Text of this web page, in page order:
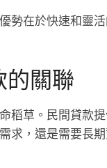
勢在於快速和靈活
的關聯
稻草。民間貸款
求，還是需要長